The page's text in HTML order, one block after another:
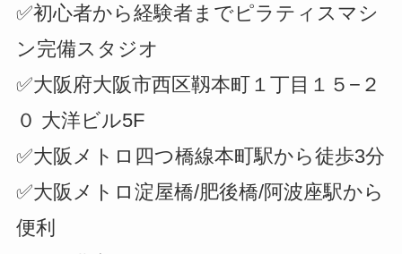
✅初心者から経験者までピラティスマシ
ン完備スタジオ
✅大阪府大阪市西区靱本町１丁目１５−２
０ 大洋ビル5F
✅大阪メトロ四つ橋線本町駅から徒歩3分
✅大阪メトロ淀屋橋/肥後橋/阿波座駅から
便利